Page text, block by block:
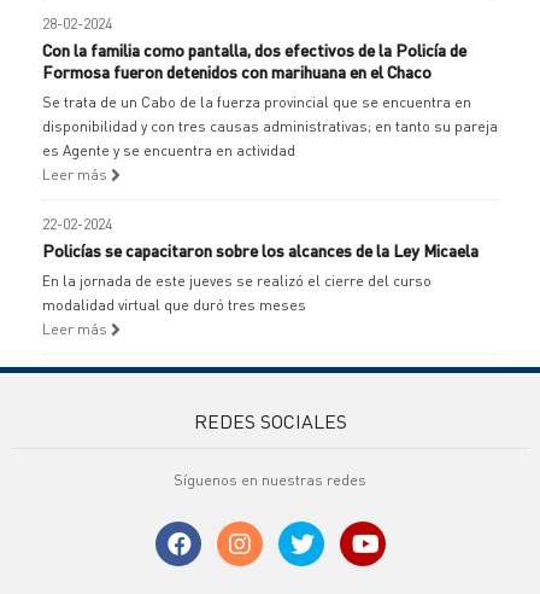
28-02-2024
Con la familia como pantalla, dos efectivos de la Policía de
Formosa fueron detenidos con marihuana en el Chaco
Se trata de un Cabo de la fuerza provincial que se encuentra en
disponibilidad y con tres causas administrativas; en tanto su pareja
es Agente y se encuentra en actividad
Leer más
22-02-2024
Policías se capacitaron sobre los alcances de la Ley Micaela
En la jornada de este jueves se realizó el cierre del curso
modalidad virtual que duró tres meses
Leer más
REDES SOCIALES
Síguenos en nuestras redes